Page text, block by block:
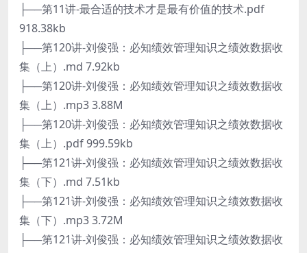
├──第11讲-最合适的技术才是最有价值的技术.pdf
918.38kb
├──第120讲-刘俊强：必知绩效管理知识之绩效数据收
集（上）.md 7.92kb
├──第120讲-刘俊强：必知绩效管理知识之绩效数据收
集（上）.mp3 3.88M
├──第120讲-刘俊强：必知绩效管理知识之绩效数据收
集（上）.pdf 999.59kb
├──第121讲-刘俊强：必知绩效管理知识之绩效数据收
集（下）.md 7.51kb
├──第121讲-刘俊强：必知绩效管理知识之绩效数据收
集（下）.mp3 3.72M
├──第121讲-刘俊强：必知绩效管理知识之绩效数据收